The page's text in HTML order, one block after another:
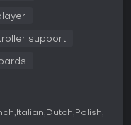
Devil May Cry und
nahtlos
Im Angel-Modus
Eryx-
Rebellion-
support
Italian Dutch Polish